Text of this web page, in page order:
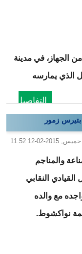
من الجهاز، في مدينة
الذي يمارسه
التفاصيل
بتيرس زمور
خميس, 2015-02-12 11:52
والمناجم
القيادي النقابي
مع والده
نواكشوط.